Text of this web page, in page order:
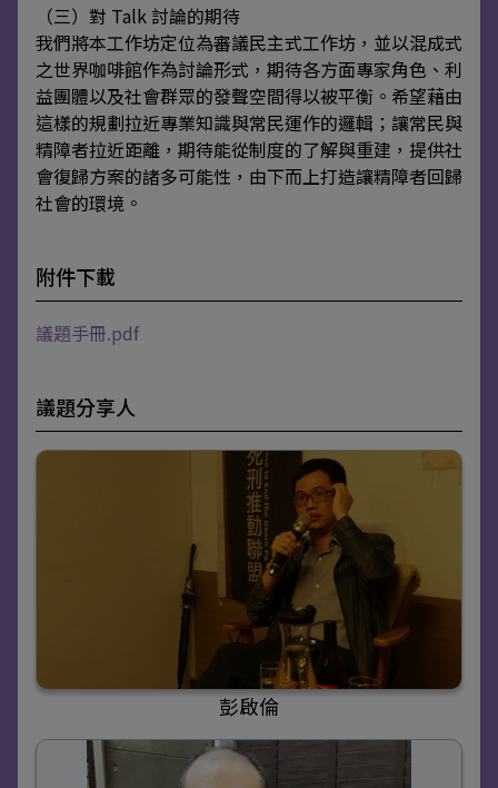
（三）對 Talk 討論的期待
我們將本工作坊定位為審議民主式工作坊，並以混成式
之世界咖啡館作為討論形式，期待各方面專家角色、利
益團體以及社會群眾的發聲空間得以被平衡。希望藉由
這樣的規劃拉近專業知識與常民運作的邏輯；讓常民與
精障者拉近距離，期待能從制度的了解與重建，提供社
會復歸方案的諸多可能性，由下而上打造讓精障者回歸
社會的環境。
附件下載
議題手冊.pdf
議題分享人
彭啟倫